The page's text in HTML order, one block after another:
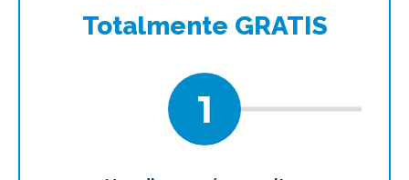
Totalmente GRATIS
1